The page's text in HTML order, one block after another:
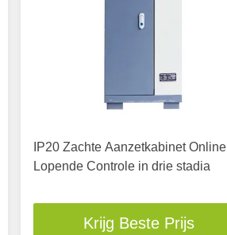
IP20 Zachte Aanzetkabinet Online
Lopende Controle in drie stadia
Krijg Beste Prijs